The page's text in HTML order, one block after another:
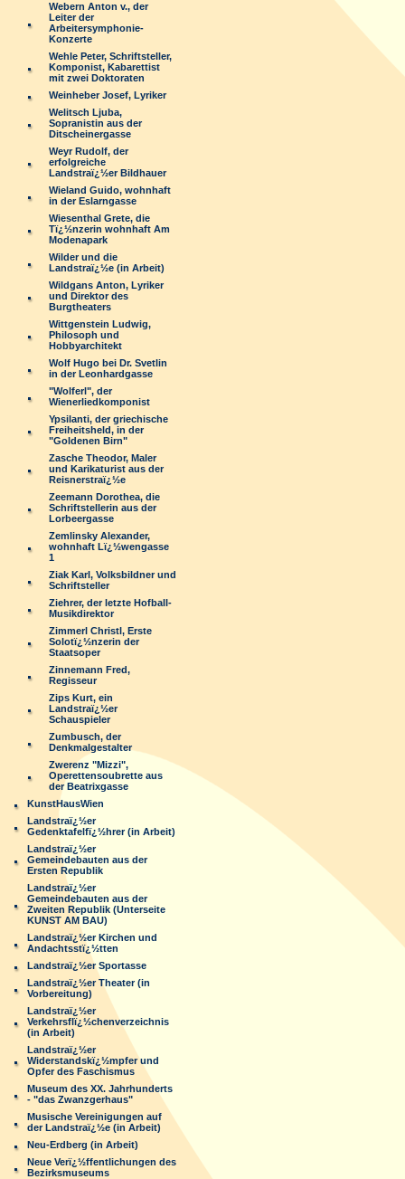
Webern Anton v., der
Leiter der
Arbeitersymphonie-
Konzerte
Wehle Peter, Schriftsteller,
Komponist, Kabarettist
mit zwei Doktoraten
Weinheber Josef, Lyriker
Welitsch Ljuba,
Sopranistin aus der
Ditscheinergasse
Weyr Rudolf, der
erfolgreiche
Landstraï¿½er Bildhauer
Wieland Guido, wohnhaft
in der Eslarngasse
Wiesenthal Grete, die
Tï¿½nzerin wohnhaft Am
Modenapark
Wilder und die
Landstraï¿½e (in Arbeit)
Wildgans Anton, Lyriker
und Direktor des
Burgtheaters
Wittgenstein Ludwig,
Philosoph und
Hobbyarchitekt
Wolf Hugo bei Dr. Svetlin
in der Leonhardgasse
"Wolferl", der
Wienerliedkomponist
Ypsilanti, der griechische
Freiheitsheld, in der
"Goldenen Birn"
Zasche Theodor, Maler
und Karikaturist aus der
Reisnerstraï¿½e
Zeemann Dorothea, die
Schriftstellerin aus der
Lorbeergasse
Zemlinsky Alexander,
wohnhaft Lï¿½wengasse
1
Ziak Karl, Volksbildner und
Schriftsteller
Ziehrer, der letzte Hofball-
Musikdirektor
Zimmerl Christl, Erste
Solotï¿½nzerin der
Staatsoper
Zinnemann Fred,
Regisseur
Zips Kurt, ein
Landstraï¿½er
Schauspieler
Zumbusch, der
Denkmalgestalter
Zwerenz "Mizzi",
Operettensoubrette aus
der Beatrixgasse
KunstHausWien
Landstraï¿½er
Gedenktafelfï¿½hrer (in Arbeit)
Landstraï¿½er
Gemeindebauten aus der
Ersten Republik
Landstraï¿½er
Gemeindebauten aus der
Zweiten Republik (Unterseite
KUNST AM BAU)
Landstraï¿½er Kirchen und
Andachtsstï¿½tten
Landstraï¿½er Sportasse
Landstraï¿½er Theater (in
Vorbereitung)
Landstraï¿½er
Verkehrsflï¿½chenverzeichnis
(in Arbeit)
Landstraï¿½er
Widerstandskï¿½mpfer und
Opfer des Faschismus
Museum des XX. Jahrhunderts
- "das Zwanzgerhaus"
Musische Vereinigungen auf
der Landstraï¿½e (in Arbeit)
Neu-Erdberg (in Arbeit)
Neue Verï¿½ffentlichungen des
Bezirksmuseums